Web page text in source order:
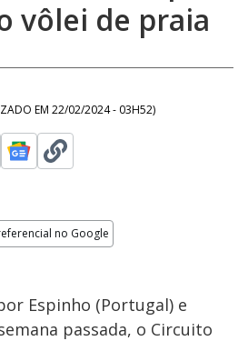
vôlei de praia
EM 22/02/2024 - 03H52)
no Google
Espinho (Portugal) e
passada, o Circuito